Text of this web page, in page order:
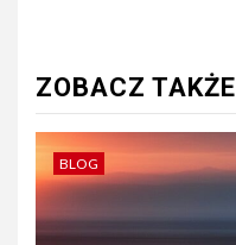
ZOBACZ TAKŻE
BLOG